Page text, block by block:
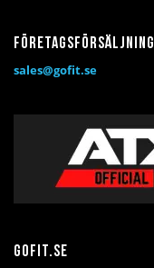
Företagsförsäljning
sales@gofit.se
Gofit.se